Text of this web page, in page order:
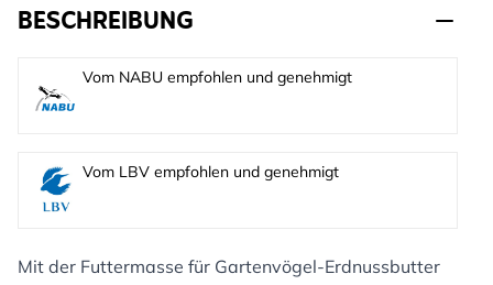
BESCHREIBUNG
Vom NABU empfohlen und genehmigt
Vom LBV empfohlen und genehmigt
Mit der Futtermasse für Gartenvögel-Erdnussbutter